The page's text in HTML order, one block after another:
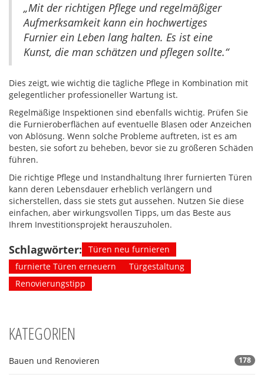
„Mit der richtigen Pflege und regelmäßiger
Aufmerksamkeit kann ein hochwertiges
Furnier ein Leben lang halten. Es ist eine
Kunst, die man schätzen und pflegen sollte.“
Dies zeigt, wie wichtig die tägliche Pflege in Kombination mit
gelegentlicher professioneller Wartung ist.
Regelmäßige Inspektionen sind ebenfalls wichtig. Prüfen Sie
die Furnieroberflächen auf eventuelle Blasen oder Anzeichen
von Ablösung. Wenn solche Probleme auftreten, ist es am
besten, sie sofort zu beheben, bevor sie zu größeren Schäden
führen.
Die richtige Pflege und Instandhaltung Ihrer furnierten Türen
kann deren Lebensdauer erheblich verlängern und
sicherstellen, dass sie stets gut aussehen. Nutzen Sie diese
einfachen, aber wirkungsvollen Tipps, um das Beste aus
Ihrem Investitionsprojekt herauszuholen.
Schlagwörter:
Türen neu furnieren
furnierte Türen erneuern
Türgestaltung
Renovierungstipp
KATEGORIEN
Bauen und Renovieren 178